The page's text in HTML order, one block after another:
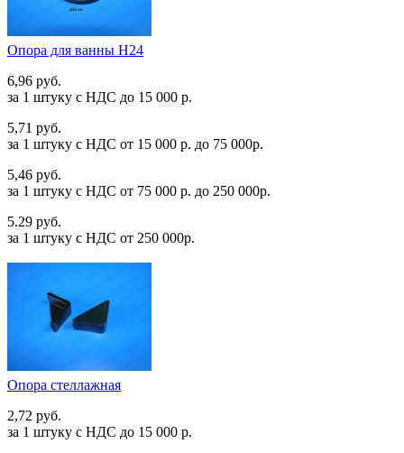
Опора для ванны Н24
6,96 руб.
за 1 штуку c НДС до 15 000 р.
5,71 руб.
за 1 штуку c НДС от 15 000 р. до 75 000р.
5,46 руб.
за 1 штуку c НДС от 75 000 р. до 250 000р.
5.29 руб.
за 1 штуку c НДС от 250 000р.
Опора стеллажная
2,72 руб.
за 1 штуку c НДС до 15 000 р.